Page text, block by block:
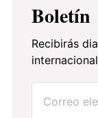
Boletín
Recibirás